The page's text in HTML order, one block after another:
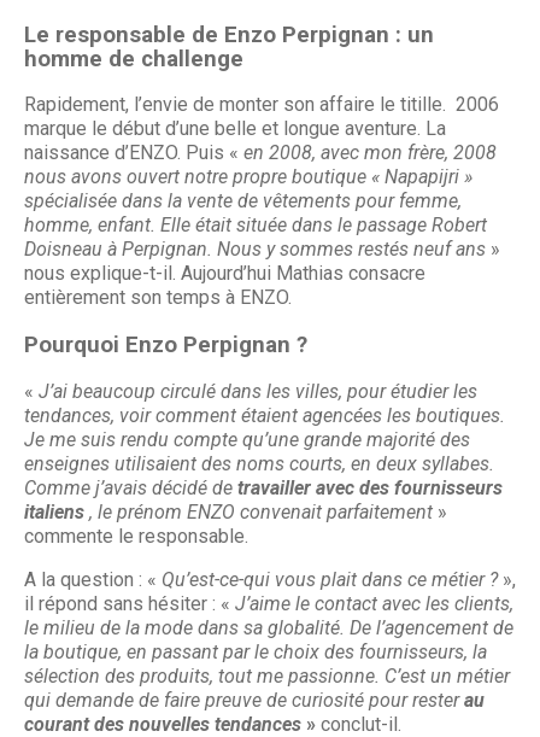
Le responsable de Enzo Perpignan : un
homme de challenge
Rapidement, l’envie de monter son affaire le titille. 2006
marque le début d’une belle et longue aventure. La
naissance d’ENZO. Puis « en 2008, avec mon frère, 2008
nous avons ouvert notre propre boutique « Napapijri »
spécialisée dans la vente de vêtements pour femme,
homme, enfant. Elle était située dans le passage Robert
Doisneau à Perpignan. Nous y sommes restés neuf ans »
nous explique-t-il. Aujourd’hui Mathias consacre
entièrement son temps à ENZO.
Pourquoi Enzo Perpignan ?
« J’ai beaucoup circulé dans les villes, pour étudier les
tendances, voir comment étaient agencées les boutiques.
Je me suis rendu compte qu’une grande majorité des
enseignes utilisaient des noms courts, en deux syllabes.
Comme j’avais décidé de travailler avec des fournisseurs
italiens , le prénom ENZO convenait parfaitement »
commente le responsable.
A la question : « Qu’est-ce-qui vous plait dans ce métier ?»,
il répond sans hésiter : « J’aime le contact avec les clients,
le milieu de la mode dans sa globalité. De l’agencement de
la boutique, en passant par le choix des fournisseurs, la
sélection des produits, tout me passionne. C’est un métier
qui demande de faire preuve de curiosité pour resterau
courant des nouvelles tendances » conclut-il.